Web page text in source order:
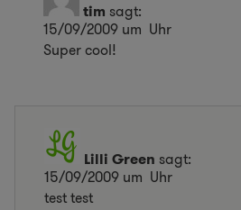
tim sagt:
15/09/2009 um Uhr
Super cool!
Lilli Green sagt:
15/09/2009 um Uhr
test test